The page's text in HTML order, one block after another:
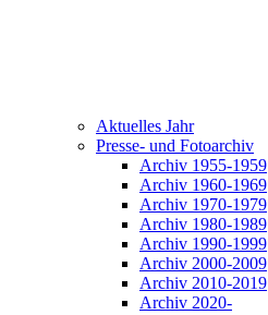
Aktuelles Jahr
Presse- und Fotoarchiv
Archiv 1955-1959
Archiv 1960-1969
Archiv 1970-1979
Archiv 1980-1989
Archiv 1990-1999
Archiv 2000-2009
Archiv 2010-2019
Archiv 2020-